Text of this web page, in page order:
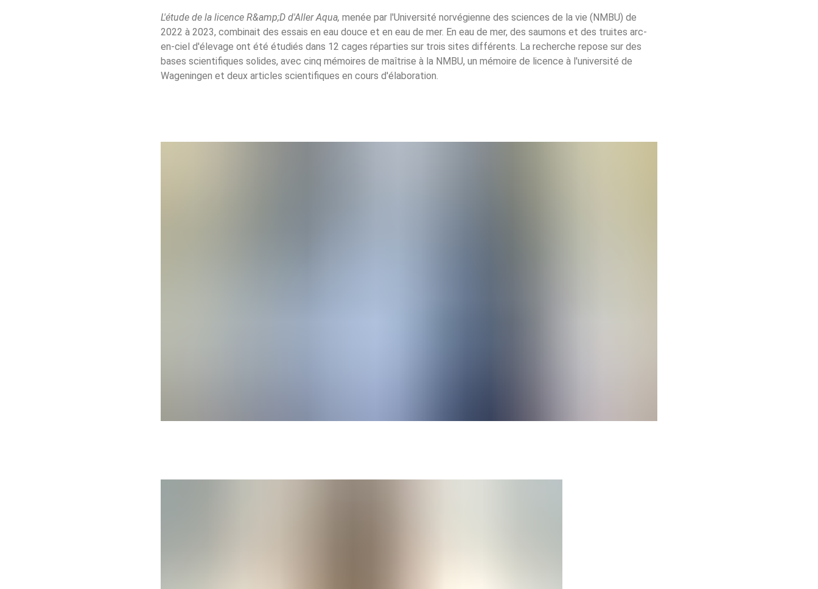
L'étude de la licence R&amp;D d'Aller Aqua, menée par l'Université norvégienne des sciences de la vie (NMBU) de
2022 à 2023, combinait des essais en eau douce et en eau de mer. En eau de mer, des saumons et des truites arc-
en-ciel d'élevage ont été étudiés dans 12 cages réparties sur trois sites différents. La recherche repose sur des
bases scientifiques solides, avec cinq mémoires de maîtrise à la NMBU, un mémoire de licence à l'université de
Wageningen et deux articles scientifiques en cours d'élaboration.